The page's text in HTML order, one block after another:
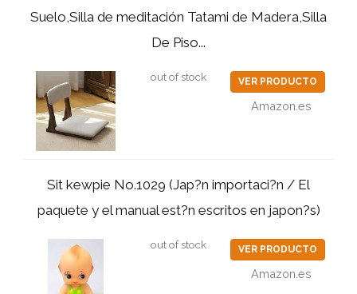
Suelo,Silla de meditación Tatami de Madera,Silla
De Piso...
out of stock VER PRODUCTO
Amazon.es
Sit kewpie No.1029 (Jap?n importaci?n / El
paquete y el manual est?n escritos en japon?s)
out of stock VER PRODUCTO
Amazon.es